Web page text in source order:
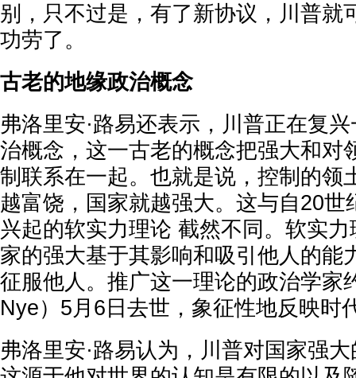
别，只不过是，有了新协议，川普就
功劳了。
古老的地缘政治概念
弗洛里安·路易还表示，川普正在复
治概念，这一古老的概念把强大和对
制联系在一起。也就是说，控制的领
越富饶，国家就越强大。这与自20世
兴起的软实力理论 截然不同。软实
家的强大基于其影响和吸引他人的能
征服他人。推广这一理论的政治学家
Nye）5月6日去世，象征性地反映时
弗洛里安·路易认为，川普对国家强